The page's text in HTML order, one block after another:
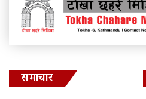
समाचार